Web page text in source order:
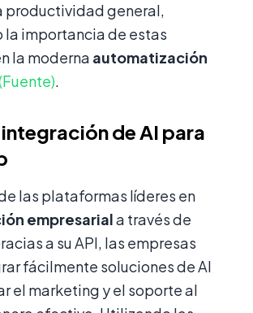
productividad general,
importancia de estas
la moderna automatización
.
de AI para
las plataformas líderes en
empresariala través de
a su API, las empresas
fácilmente soluciones de AI
el marketing y el soporte al